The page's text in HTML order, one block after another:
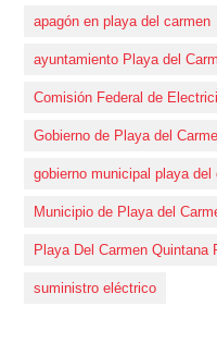
apagón en playa del carmen
ayuntamiento Playa del
Comisión Federal de
Gobierno de Playa del
gobierno municipal playa del
Municipio de Playa del
Playa Del Carmen Quintana
suministro eléctrico